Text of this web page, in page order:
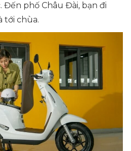
Đến phố Châu Đài, bạn đi
tới chùa.